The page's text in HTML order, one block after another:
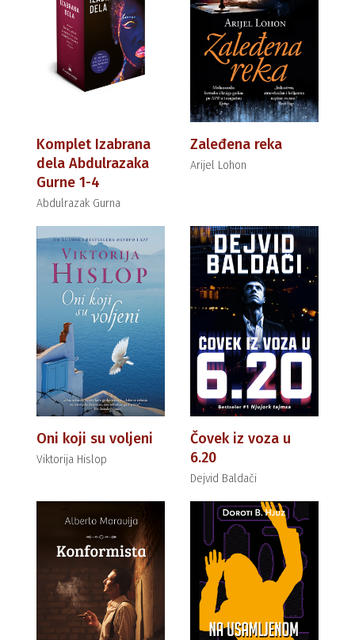
Komplet Izabrana
dela Abdulrazaka
Gurne 1-4
Abdulrazak Gurna
Zaleđena reka
Arijel Lohon
Oni koji su voljeni
Viktorija Hislop
Čovek iz voza u
6.20
Dejvid Baldači